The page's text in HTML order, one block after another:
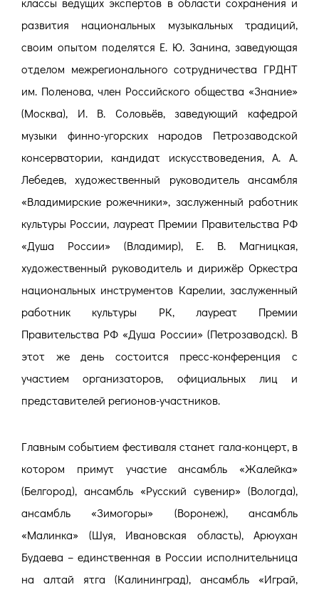
развития национальных музыкальных традиций,
своим опытом поделятся Е. Ю. Занина, заведующая
отделом межрегионального сотрудничества ГРДНТ
им. Поленова, член Российского общества «Знание»
(Москва), И. В. Соловьёв, заведующий кафедрой
музыки финно-угорских народов Петрозаводской
консерватории, кандидат искусствоведения, А. А.
Лебедев, художественный руководитель ансамбля
«Владимирские рожечники», заслуженный работник
культуры России, лауреат Премии Правительства РФ
«Душа России» (Владимир), Е. В. Магницкая,
художественный руководитель и дирижёр Оркестра
национальных инструментов Карелии, заслуженный
работник культуры РК, лауреат Премии
Правительства РФ «Душа России» (Петрозаводск). В
этот же день состоится пресс-конференция с
участием организаторов, официальных лиц и
представителей регионов-участников.
Главным событием фестиваля станет гала-концерт, в
котором примут участие ансамбль «Жалейка»
(Белгород), ансамбль «Русский сувенир» (Вологда),
ансамбль «Зимогоры» (Воронеж), ансамбль
«Малинка» (Шуя, Ивановская область), Арюухан
Будаева – единственная в России исполнительница
на алтай ятга (Калининград), ансамбль «Играй,